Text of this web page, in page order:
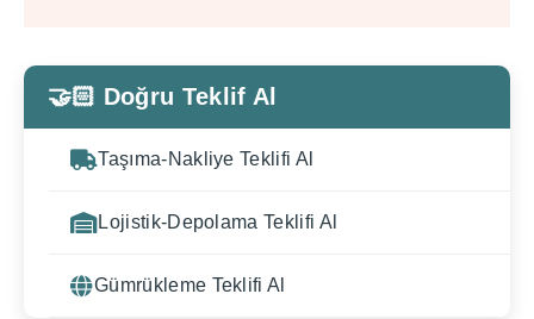
🤝🏻 Doğru Teklif Al
Taşıma-Nakliye Teklifi Al
Lojistik-Depolama Teklifi Al
Gümrükleme Teklifi Al